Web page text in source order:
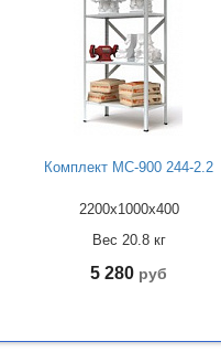
Комплект МС-900 244-2.2
2200x1000x400
Вес 20.8 кг
5 280 руб